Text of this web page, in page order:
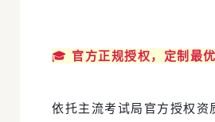
🎓 官方正规授权，定制最
依托主流考试局官方授权资